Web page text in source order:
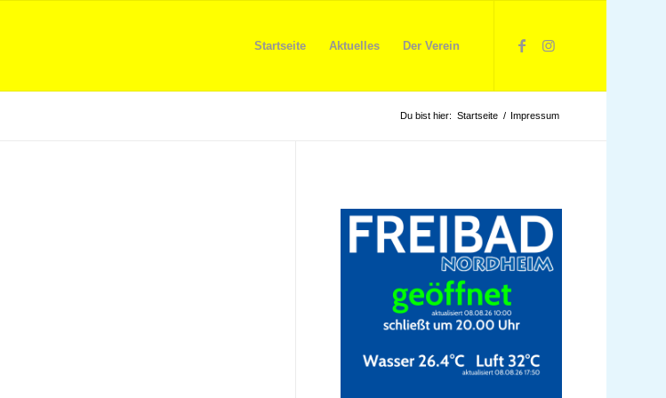
Startseite Aktuelles Der Verein
Du bist hier: Startseite / Impressum